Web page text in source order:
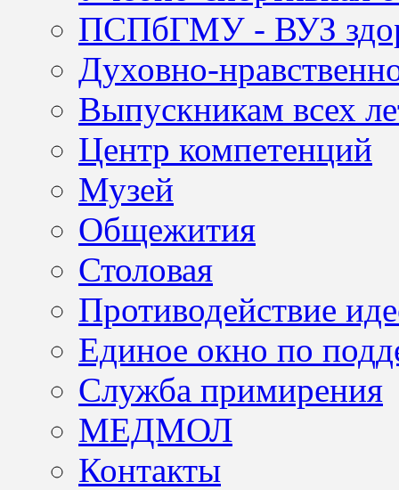
ПСПбГМУ - ВУЗ
Духовно-
Выпускникам всех
Центр компетенций
Музей
Общежития
Столовая
Противодействие
Единое окно по
Служба примирения
МЕДМОЛ
Контакты